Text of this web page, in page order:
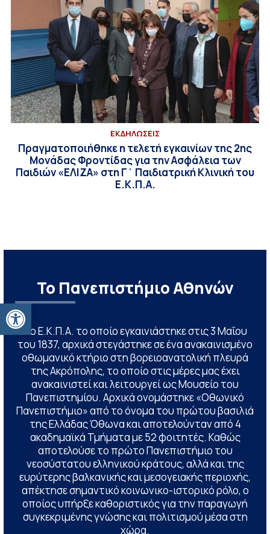
Ανοίξτε τη γραμμή εργαλείων
ΕΚΔΗΛΩΣΕΙΣ
Πραγματοποιήθηκε η τελετή εγκαινίων της 2ης
Μονάδας Φροντίδας για την Ασφάλεια των
Παιδιών «ΕΛΙΖΑ» στη Γ΄ Παιδιατρική Κλινική του
Ε.Κ.Π.Α.
Το Πανεπιστήμιο Αθηνών
Το Ε.Κ.Π.Α. το οποίο εγκαινιάστηκε στις 3 Μαΐου
του 1837, αρχικά στεγάστηκε σε ένα ανακαινισμένο
οθωμανικό κτήριο στη βορειοανατολική πλευρά
της Ακρόπολης, το οποίο στις μέρες μας έχει
ανακαινιστεί και λειτουργεί ως Μουσείο του
Πανεπιστημίου. Αρχικά ονομάστηκε «Οθωνικό
Πανεπιστήμιο» από το όνομα του πρώτου βασιλιά
της Ελλάδας Όθωνα και αποτελούνταν από 4
ακαδημαϊκά Τμήματα με 52 φοιτητές. Καθώς
αποτελούσε το πρώτο Πανεπιστήμιο του
νεοσύστατου ελληνικού κράτους, αλλά και της
ευρύτερης βαλκανικής και μεσογειακής περιοχής,
απέκτησε σημαντικό κοινωνικο-ιστορικό ρόλο, ο
οποίος υπήρξε καθοριστικός για την παραγωγή
συγκεκριμένης γνώσης και πολιτισμού μέσα στη
χώρα.